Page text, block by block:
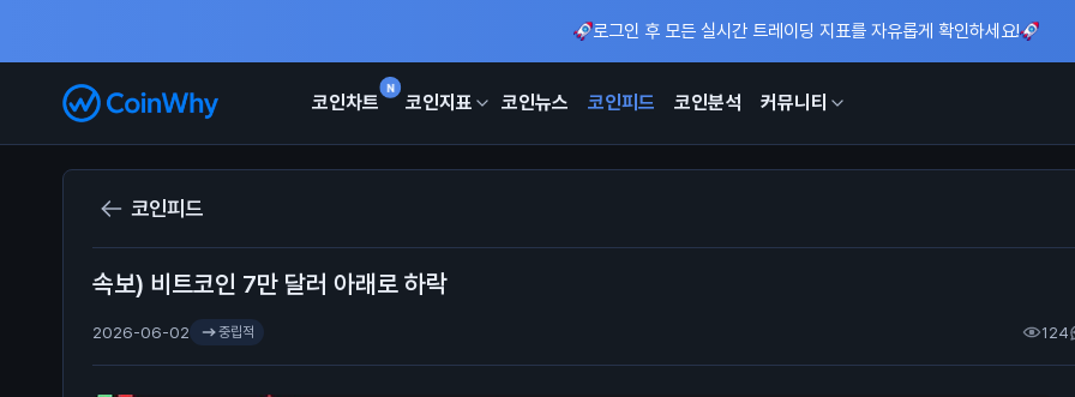
로그인 후 모든 실시간 트레이딩 지표를 자유롭게 확인하세요!
N
코인차트 코인지표 코인뉴스 코인피드 코인분석 커뮤니티
코인피드
속보) 비트코인 7만 달러 아래로 하락
2026-06-02 중립적 124